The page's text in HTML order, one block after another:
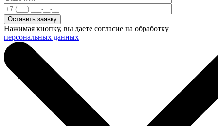
Нажимая кнопку, вы даете согласие на обработку
персональных данных